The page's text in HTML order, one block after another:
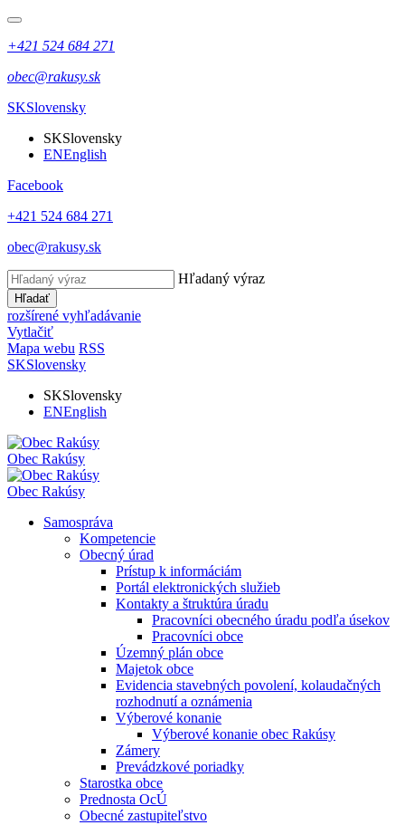
+421 524 684 271
obec@rakusy.sk
SKSlovensky
SKSlovensky
ENEnglish
Facebook
+421 524 684 271
obec@rakusy.sk
Hľadaný výraz
Hľadať
rozšírené vyhľadávanie
Vytlačiť
Mapa webu RSS
SKSlovensky
SKSlovensky
ENEnglish
Obec Rakúsy
Obec Rakúsy
Samospráva
Kompetencie
Obecný úrad
Prístup k informáciám
Portál elektronických služieb
Kontakty a štruktúra úradu
Pracovníci obecného úradu podľa úsekov
Pracovníci obce
Územný plán obce
Majetok obce
Evidencia stavebných povolení, kolaudačných
rozhodnutí a oznámenia
Výberové konanie
Výberové konanie obec Rakúsy
Zámery
Prevádzkové poriadky
Starostka obce
Prednosta OcÚ
Obecné zastupiteľstvo